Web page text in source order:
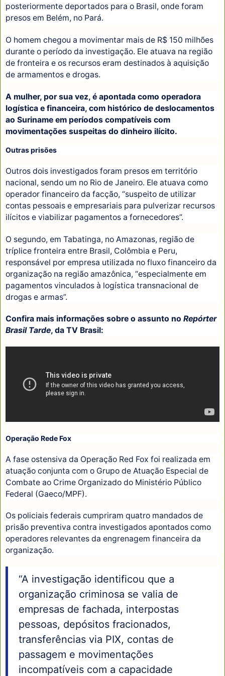
posteriormente deportados para o Brasil, onde foram
presos em Belém, no Pará.
O homem chegou a movimentar mais de R$ 150 milhões
durante o período da investigação. Ele atuava na região
de fronteira e os recursos eram destinados à aquisição
de armamentos e drogas.
A mulher, por sua vez, é apontada como operadora
logística e financeira, com histórico de deslocamentos
ao Suriname em períodos compatíveis com
movimentações suspeitas do dinheiro ilícito.
Outras prisões
Outros dois investigados foram presos em território
nacional, sendo um no Rio de Janeiro. Ele atuava como
operador financeiro da facção, “suspeito de utilizar
contas pessoais e empresariais para pulverizar recursos
ilícitos e viabilizar pagamentos a fornecedores”.
O segundo, em Tabatinga, no Amazonas, região de
tríplice fronteira entre Brasil, Colômbia e Peru,
responsável por empresa utilizada no fluxo financeiro da
organização na região amazônica, “especialmente em
pagamentos vinculados à logística transnacional de
drogas e armas”.
Confira mais informações sobre o assunto no Repórter
Brasil Tarde, da TV Brasil:
Operação Rede Fox
A fase ostensiva da Operação Red Fox foi realizada em
atuação conjunta com o Grupo de Atuação Especial de
Combate ao Crime Organizado do Ministério Público
Federal (Gaeco/MPF).
Os policiais federais cumpriram quatro mandados de
prisão preventiva contra investigados apontados como
operadores relevantes da engrenagem financeira da
organização.
“A investigação identificou que a
organização criminosa se valia de
empresas de fachada, interpostas
pessoas, depósitos fracionados,
transferências via PIX, contas de
passagem e movimentações
incompatíveis com a capacidade